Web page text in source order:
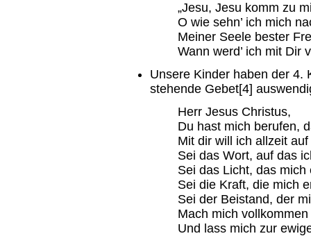
„Jesu, Jesu komm zu
O wie sehn’ ich mich
Meiner Seele bester
Wann werd’ ich mit Dir
Unsere Kinder haben der 4.
stehende Gebet[4]
Herr Jesus Christus,
Du hast mich berufen,
Mit dir will ich allzeit
Sei das Wort, auf das
Sei das Licht, das mich
Sei die Kraft, die mich
Sei der Beistand, der
Mach mich
Und lass mich zur